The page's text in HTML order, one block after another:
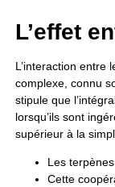
L’effet
L’interaction entre
complexe, connu
stipule que
lorsqu’ils sont
supérieur à la
Les
Cette